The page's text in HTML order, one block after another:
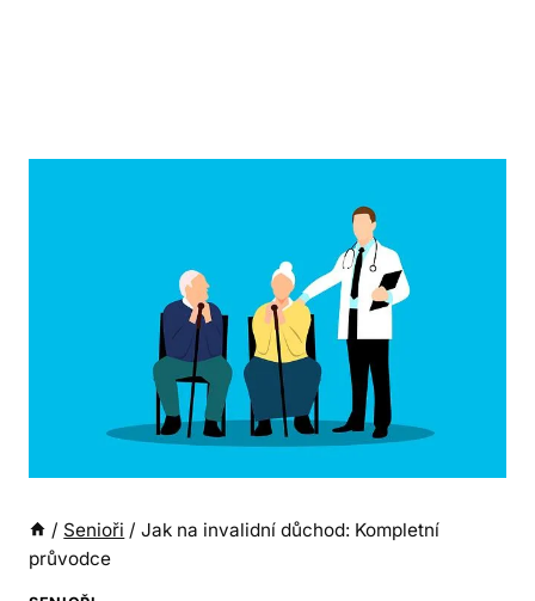
/ Senioři / Jak na invalidní důchod: Kompletní
průvodce